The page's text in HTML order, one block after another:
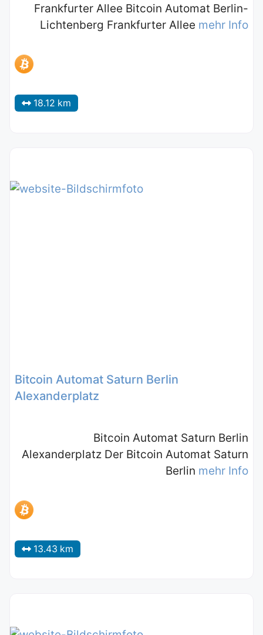
Frankfurter Allee Bitcoin Automat Berlin-
Lichtenberg Frankfurter Allee mehr Info
18.12 km
Bitcoin Automat Saturn Berlin
Alexanderplatz
Bitcoin Automat Saturn Berlin
Alexanderplatz Der Bitcoin Automat Saturn
Berlin mehr Info
13.43 km